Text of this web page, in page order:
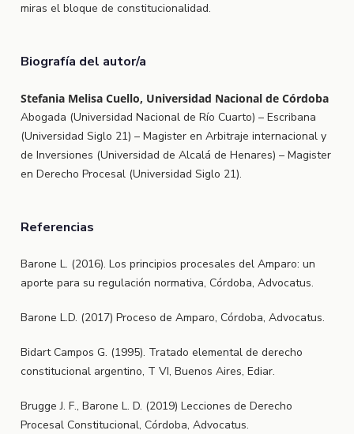
miras el bloque de constitucionalidad.
Biografía del autor/a
Stefania Melisa Cuello, Universidad Nacional de Córdoba
Abogada (Universidad Nacional de Río Cuarto) – Escribana
(Universidad Siglo 21) – Magister en Arbitraje internacional y
de Inversiones (Universidad de Alcalá de Henares) – Magister
en Derecho Procesal (Universidad Siglo 21).
Referencias
Barone L. (2016). Los principios procesales del Amparo: un
aporte para su regulación normativa, Córdoba, Advocatus.
Barone L.D. (2017) Proceso de Amparo, Córdoba, Advocatus.
Bidart Campos G. (1995). Tratado elemental de derecho
constitucional argentino, T VI, Buenos Aires, Ediar.
Brugge J. F., Barone L. D. (2019) Lecciones de Derecho
Procesal Constitucional, Córdoba, Advocatus.